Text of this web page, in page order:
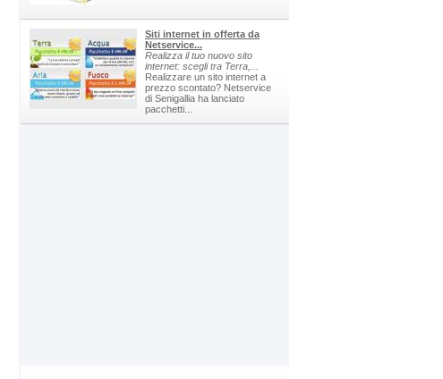
Siti internet in offerta da
Netservice...
Realizza il tuo nuovo sito
internet: scegli tra Terra,...
Realizzare un sito internet a
prezzo scontato? Netservice
di Senigallia ha lanciato
pacchetti...